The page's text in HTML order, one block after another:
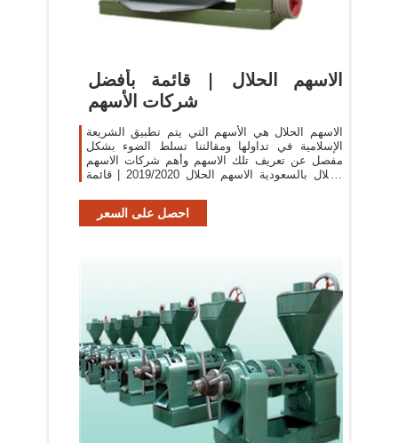
الاسهم الحلال | قائمة بأفضل
شركات الأسهم
الاسهم الحلال هي الأسهم التي يتم تطبيق الشريعة
الإسلامية في تداولها ومقالتنا تسلط الضوء بشكل
مفصل عن تعريف تلك الاسهم وأهم شركات الاسهم
الحلال بالسعودية الاسهم الحلال 2019/2020 | قائمة
احصل على السعر